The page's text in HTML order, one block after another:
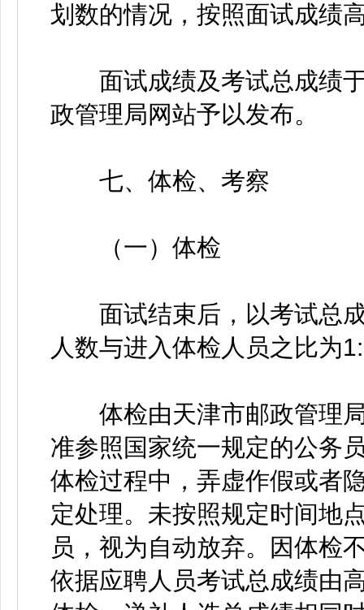
划数的情况，按照面试成绩
面试成绩及考试总成绩于
政管理局网站予以发布。
七、体检、考察
（一）体检
面试结束后，以考试总成
人数与进入体检人员之比为
体检由天津市邮政管理局
准参照国家统一规定的公务
体检过程中，弄虚作假或者
定处理。未按照规定时间地
员，视为自动放弃。因体检
依据应聘人员考试总成绩由